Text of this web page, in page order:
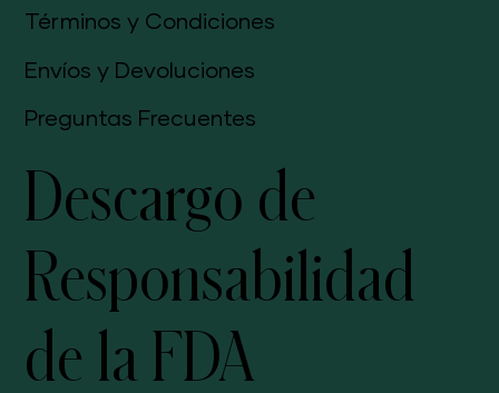
Descargo de
Responsabilidad
de la FDA
Términos y Condiciones
Envíos y Devoluciones
Preguntas Frecuentes